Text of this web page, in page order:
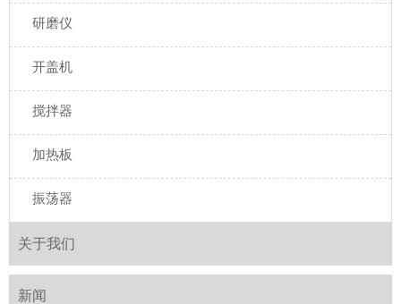
研磨仪
开盖机
搅拌器
加热板
振荡器
关于我们
新闻